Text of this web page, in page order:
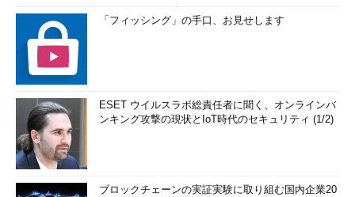
「フィッシング」の手口、お見せします
ESET ウイルスラボ総責任者に聞く、オンラインバ
ンキング攻撃の現状とIoT時代のセキュリティ (1/2)
ブロックチェーンの実証実験に取り組む国内企業20